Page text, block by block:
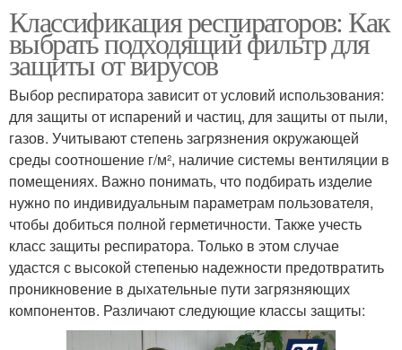
Классификация респираторов: Как
выбрать подходящий фильтр для
защиты от вирусов
Выбор респиратора зависит от условий использования:
для защиты от испарений и частиц, для защиты от пыли,
газов. Учитывают степень загрязнения окружающей
среды соотношение г/м², наличие системы вентиляции в
помещениях. Важно понимать, что подбирать изделие
нужно по индивидуальным параметрам пользователя,
чтобы добиться полной герметичности. Также учесть
класс защиты респиратора. Только в этом случае
удастся с высокой степенью надежности предотвратить
проникновение в дыхательные пути загрязняющих
компонентов. Различают следующие классы защиты: